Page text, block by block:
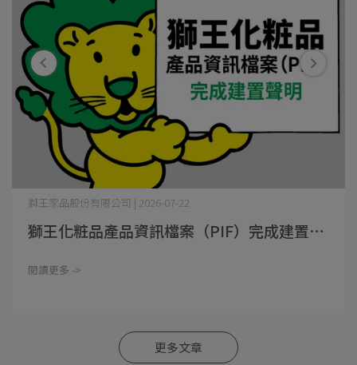
獅王家品股份有限公司 | 2026-07-22
獅王化粧品產品資訊檔案（PIF）完成建置⋯
閱讀更多 ->
更多文章